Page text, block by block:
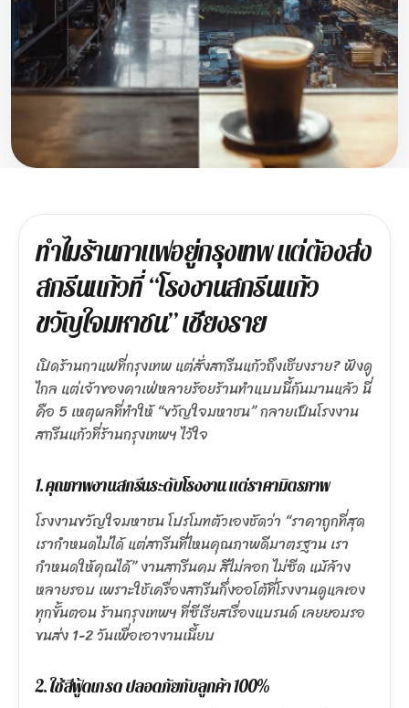
ทำไมร้านกาแฟอยู่กรุงเทพ แต่ต้องส่ง
สกรีนแก้วที่ “โรงงานสกรีนแก้ว
ขวัญใจมหาชน” เชียงราย
เปิดร้านกาแฟที่กรุงเทพ แต่สั่งสกรีนแก้วถึงเชียงราย? ฟังดู
ไกล แต่เจ้าของคาเฟ่หลายร้อยร้านทำแบบนี้กันมานแล้ว นี่
คือ 5 เหตุผลที่ทำให้ “ขวัญใจมหาชน” กลายเป็นโรงงาน
สกรีนแก้วที่ร้านกรุงเทพฯ ไว้ใจ
1. คุณภาพงานสกรีนระดับโรงงาน แต่ราคามิตรภาพ
โรงงานขวัญใจมหาชน โปรโมทตัวเองชัดว่า “ราคาถูกที่สุด
เรากำหนดไม่ได้ แต่สกรีนที่ไหนคุณภาพดีมาตรฐาน เรา
กำหนดให้คุณได้” งานสกรีนคม สีไม่ลอก ไม่ซีด แม้ล้าง
หลายรอบ เพราะใช้เครื่องสกรีนกึ่งออโต้ที่โรงงานดูแลเอง
ทุกขั้นตอน ร้านกรุงเทพฯ ที่ซีเรียสเรื่องแบรนด์ เลยยอมรอ
ขนส่ง 1-2 วันเพื่อเอางานเนี้ยบ
2. ใช้สีฟู้ดเกรด ปลอดภัยกับลูกค้า 100%